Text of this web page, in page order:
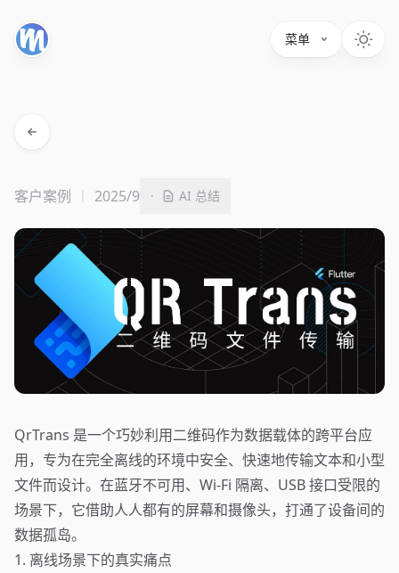
菜单
客户案例 2025/9 · AI 总结
QrTrans 是一个巧妙利用二维码作为数据载体的跨平台应
用，专为在完全离线的环境中安全、快速地传输文本和小型
文件而设计。在蓝牙不可用、Wi-Fi 隔离、USB 接口受限的
场景下，它借助人人都有的屏幕和摄像头，打通了设备间的
数据孤岛。
1. 离线场景下的真实痛点